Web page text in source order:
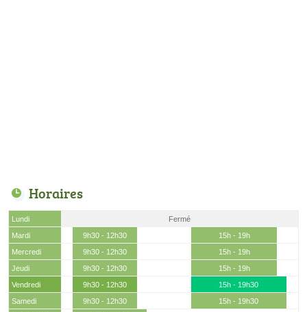
Horaires
Lundi
Fermé
Mardi
9h30 - 12h30
15h - 19h
Mercredi
9h30 - 12h30
15h - 19h
Jeudi
9h30 - 12h30
15h - 19h
Vendredi
9h30 - 12h30
15h - 19h30
Samedi
9h30 - 12h30
15h - 19h30